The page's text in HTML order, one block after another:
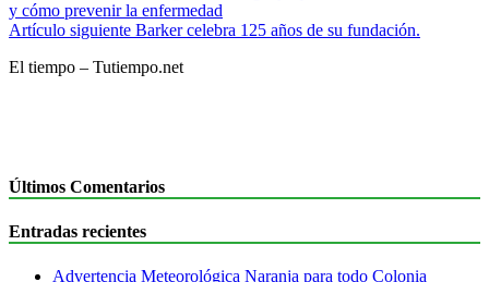
y cómo prevenir la enfermedad
Artículo siguiente Barker celebra 125 años de su fundación.
El tiempo – Tutiempo.net
Últimos Comentarios
Entradas recientes
Advertencia Meteorológica Naranja para todo Colonia